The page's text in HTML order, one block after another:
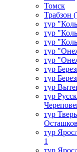
Томск
Трабзон
тур
тур
тур
тур
тур
тур
тур
тур
тур
тур
тур
1
тур